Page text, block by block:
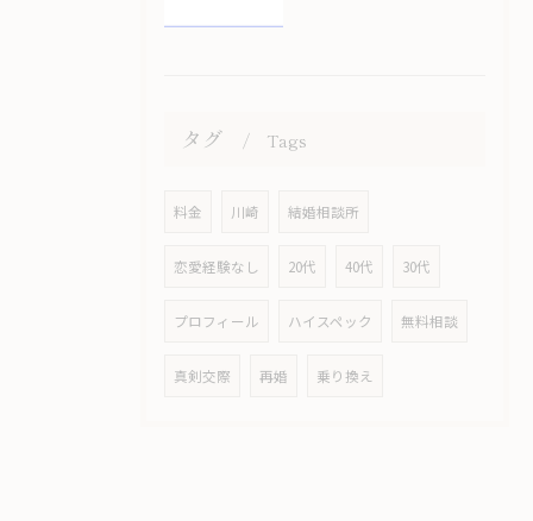
タグ Tags
料金 川崎 結婚相談所
恋愛経験なし 20代 40代 30代
プロフィール ハイスペック 無料相談
真剣交際 再婚 乗り換え